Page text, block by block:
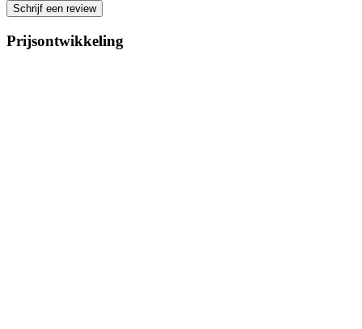
Schrijf een review
Prijsontwikkeling